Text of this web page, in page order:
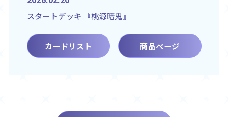
スタートデッキ 『桃源暗鬼』
カードリスト 商品ページ